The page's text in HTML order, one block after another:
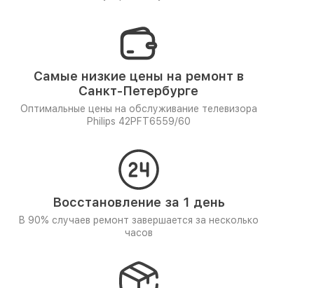
Самые низкие цены на ремонт в
Санкт-Петербурге
Оптимальные цены на обслуживание телевизора
Philips 42PFT6559/60
Восстановление за 1 день
В 90% случаев ремонт завершается за несколько
часов